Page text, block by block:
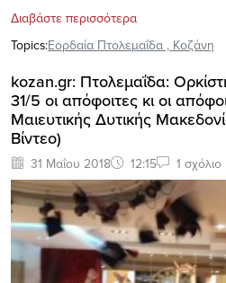
Διαβάστε περισσότερα
Topics:Εορδαία Πτολεμαΐδα , Κοζάνη
kozan.gr: Πτολεμαΐδα:
31/5 οι απόφοιτες κι οι
Μαιευτικής Δυτικής
Βίντεο)
31 Μαΐου 2018 12:15 1 σχόλιο